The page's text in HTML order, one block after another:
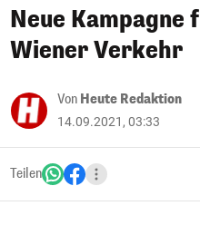
Neue Kampagne
Wiener Verkehr
Von Heute Redaktion
14.09.2021, 03:33
Teilen